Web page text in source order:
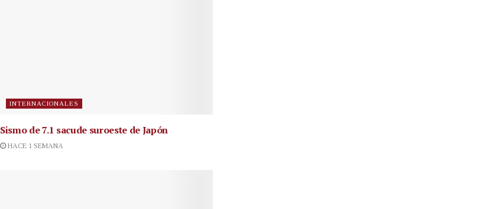
INTERNACIONALES
Sismo de 7.1 sacude suroeste de Japón
HACE 1 SEMANA